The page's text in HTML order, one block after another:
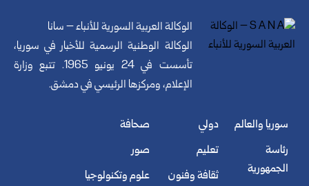
الوكالة العربية السورية للأنباء – سانا
الوكالة الوطنية الرسمية للأخبار في سوريا،
تأسست في 24 يونيو 1965. تتبع وزارة
الإعلام، ومركزها الرئيسي في دمشق.
سوريا والعالم
رئاسة
الجمهورية
دولي
تعليم
ثقافة وفنون
صحافة
صور
علوم وتكنولوجيا